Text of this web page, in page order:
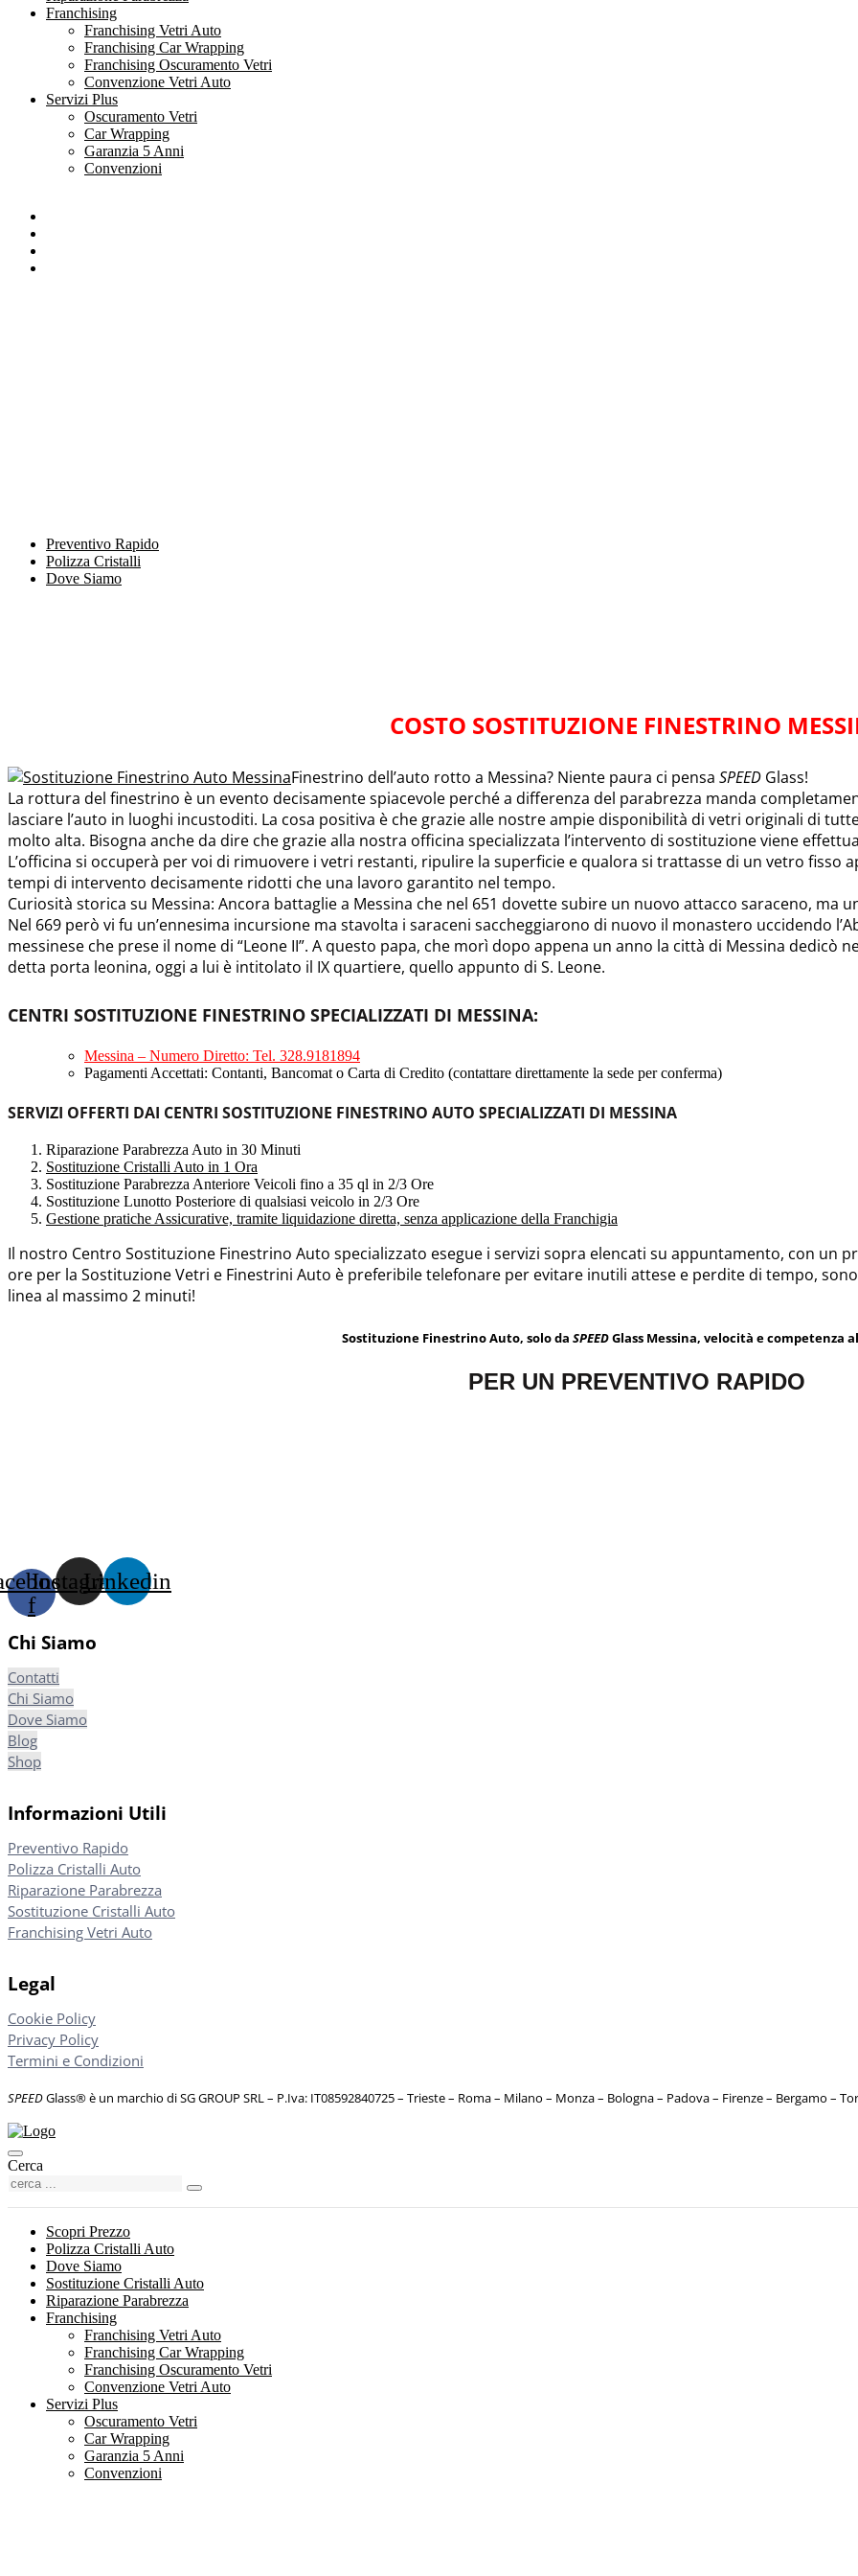
Franchising
Franchising Vetri Auto
Franchising Car Wrapping
Franchising Oscuramento Vetri
Convenzione Vetri Auto
Servizi Plus
Oscuramento Vetri
Car Wrapping
Garanzia 5 Anni
Convenzioni
Preventivo Rapido
Polizza Cristalli
Dove Siamo
COSTO SOSTITUZIONE FINESTRINO
Finestrino dell’auto rotto a Messina? Niente paura ci pensa SPEED Glass!
La rottura del finestrino è un evento decisamente spiacevole perché a differenza del parabrezza manda
lasciare l’auto in luoghi incustoditi. La cosa positiva è che grazie alle nostre ampie disponibilità di vetri originali di
molto alta. Bisogna anche da dire che grazie alla nostra officina specializzata l’intervento di sostituzione viene
L’officina si occuperà per voi di rimuovere i vetri restanti, ripulire la superficie e qualora si trattasse di un vetro fisso
tempi di intervento decisamente ridotti che una lavoro garantito nel tempo.
Curiosità storica su Messina: Ancora battaglie a Messina che nel 651 dovette subire un nuovo attacco saraceno, ma
Nel 669 però vi fu un’ennesima incursione ma stavolta i saraceni saccheggiarono di nuovo il monastero uccidendo
messinese che prese il nome di “Leone II”. A questo papa, che morì dopo appena un anno la città di Messina dedicò
detta porta leonina, oggi a lui è intitolato il IX quartiere, quello appunto di S. Leone.
CENTRI SOSTITUZIONE FINESTRINO SPECIALIZZATI DI MESSINA:
Messina – Numero Diretto: Tel. 328.9181894
Pagamenti Accettati: Contanti, Bancomat o Carta di Credito (contattare direttamente la sede per conferma)
SERVIZI OFFERTI DAI CENTRI SOSTITUZIONE FINESTRINO AUTO SPECIALIZZATI DI MESSINA
Riparazione Parabrezza Auto in 30 Minuti
Sostituzione Cristalli Auto in 1 Ora
Sostituzione Parabrezza Anteriore Veicoli fino a 35 ql in 2/3 Ore
Sostituzione Lunotto Posteriore di qualsiasi veicolo in 2/3 Ore
Gestione pratiche Assicurative, tramite liquidazione diretta, senza applicazione della Franchigia
Il nostro Centro Sostituzione Finestrino Auto specializzato esegue i servizi sopra elencati su appuntamento, con un
ore per la Sostituzione Vetri e Finestrini Auto è preferibile telefonare per evitare inutili attese e perdite di tempo,
linea al massimo 2 minuti!
Sostituzione Finestrino Auto, solo da SPEEDGlass Messina, velocità e competenza
PER UN PREVENTIVO RAPIDO
f
InstagramLinkedin
Chi Siamo
Contatti
Chi Siamo
Dove Siamo
Blog
Shop
Informazioni Utili
Preventivo Rapido
Polizza Cristalli Auto
Riparazione Parabrezza
Sostituzione Cristalli Auto
Franchising Vetri Auto
Legal
Cookie Policy
Privacy Policy
Termini e Condizioni
SPEEDGlass® è un marchio di SG GROUP SRL – P.Iva: IT08592840725– Trieste – Roma – Milano – Monza – Bologna – Padova – Firenze – Bergamo –
Cerca
Scopri Prezzo
Polizza Cristalli Auto
Dove Siamo
Sostituzione Cristalli Auto
Riparazione Parabrezza
Franchising
Franchising Vetri Auto
Franchising Car Wrapping
Franchising Oscuramento Vetri
Convenzione Vetri Auto
Servizi Plus
Oscuramento Vetri
Car Wrapping
Garanzia 5 Anni
Convenzioni